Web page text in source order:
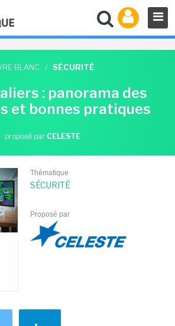
BLANC / SÉCURITÉ
: panorama des
et bonnes pratiques
proposé par CELESTE
Thématique
SÉCURITÉ
Proposé par